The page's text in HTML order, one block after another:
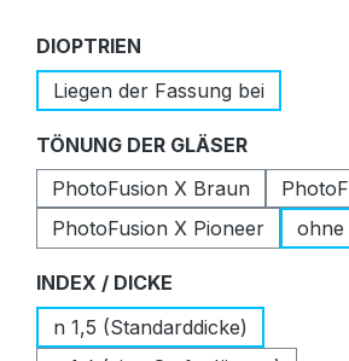
DIOPTRIEN
Liegen der Fassung bei
TÖNUNG DER GLÄSERauswählen
PhotoFusion X Braun
PhotoFusion X Pioneer
ohne
INDEX / DICKE
n 1,5 (Standarddicke)